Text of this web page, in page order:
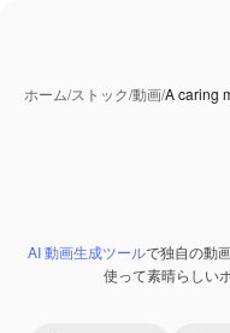
ホーム/ストック/動画/A caring
Premium
AI 動画生成ツールで独自の動
使って素晴らしい